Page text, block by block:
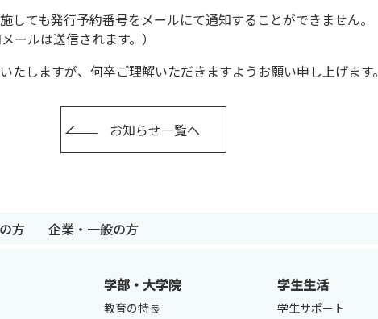
保護者の方 企業・一般の方
しても発行予約番号をメールにて通知することができ ません。
ールは送信されます。）
たしますが、 何卒ご理解いただきますようお願い申し上げます。
お知らせ一覧へ
方 企業・一般の方
学部・大学院
教育の特長
学生生活
学生サポート